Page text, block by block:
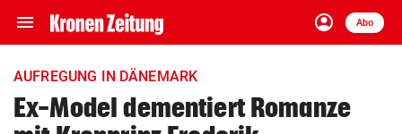
menu Navigation
ein-/ausklappen
account_circle
Anmelden
Abo
close Schließen
AUFREGUNG IN DÄNEMARK
Ex-Model dementiert Romanze